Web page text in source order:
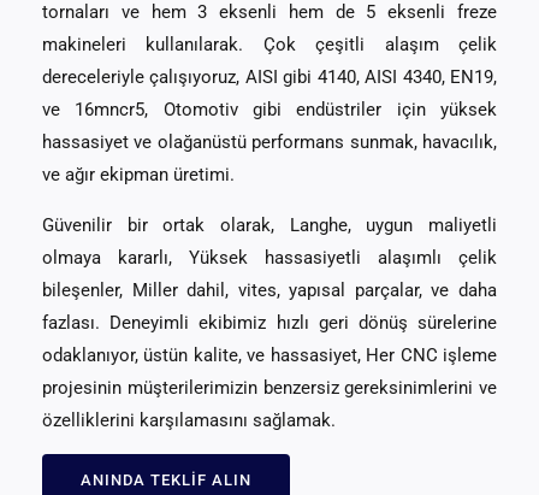
tornaları ve hem 3 eksenli hem de 5 eksenli freze
makineleri kullanılarak. Çok çeşitli alaşım çelik
dereceleriyle çalışıyoruz, AISI gibi 4140, AISI 4340, EN19,
ve 16mncr5, Otomotiv gibi endüstriler için yüksek
hassasiyet ve olağanüstü performans sunmak, havacılık,
ve ağır ekipman üretimi.
Güvenilir bir ortak olarak, Langhe, uygun maliyetli
olmaya kararlı, Yüksek hassasiyetli alaşımlı çelik
bileşenler, Miller dahil, vites, yapısal parçalar, ve daha
fazlası. Deneyimli ekibimiz hızlı geri dönüş sürelerine
odaklanıyor, üstün kalite, ve hassasiyet, Her CNC işleme
projesinin müşterilerimizin benzersiz gereksinimlerini ve
özelliklerini karşılamasını sağlamak.
ANINDA TEKLIF ALIN